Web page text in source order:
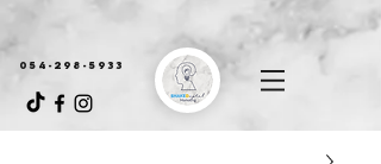
054-298-5933